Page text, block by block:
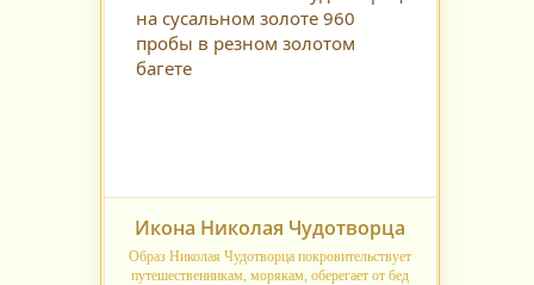
Икона Николая Чудотворца
Образ Николая Чудотворца покровительствует
путешественникам, морякам, оберегает от бед